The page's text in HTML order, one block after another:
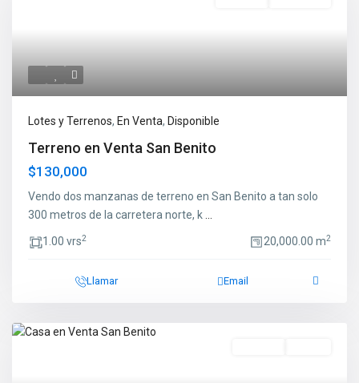
Lotes y Terrenos, En Venta, Disponible
Terreno en Venta San Benito
$130,000
Vendo dos manzanas de terreno en San Benito a tan solo
300 metros de la carretera norte, k
1.00 vrs2 20,000.00 m2
Llamar Email